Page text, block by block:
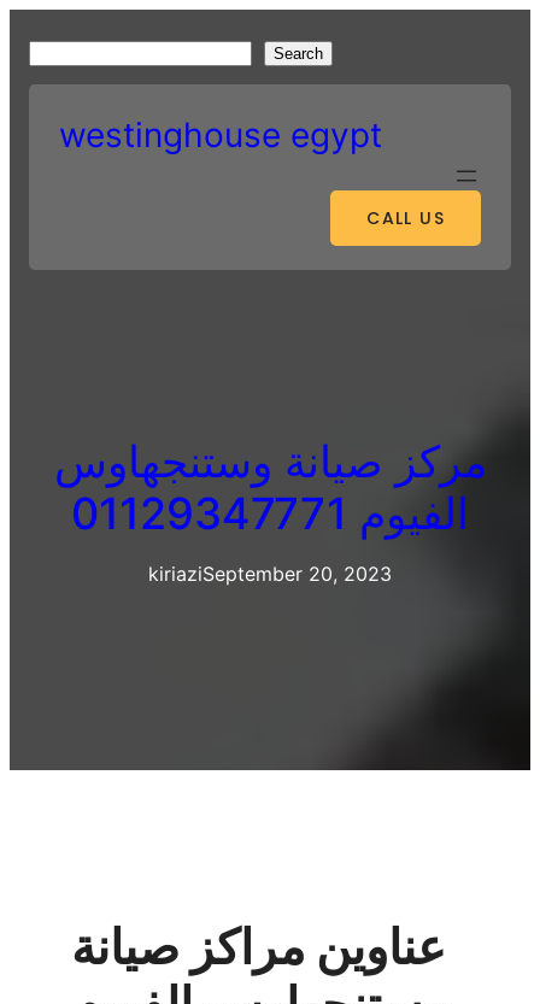
content
e
Search
westinghouse egypt
CALL US
مركز صيانة وستنجهاوس
الفيوم 01129347771
kiriaziSeptember 20, 2023
عناوين مراكز صيانة